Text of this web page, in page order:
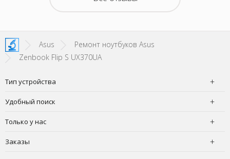
Asus
Ремонт ноутбуков Asus
Zenbook Flip S UX370UA
Тип устройства
Удобный поиск
Только у нас
Заказы